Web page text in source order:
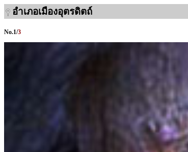
อำเภอเมืองอุตรดิตถ์
No.1/3